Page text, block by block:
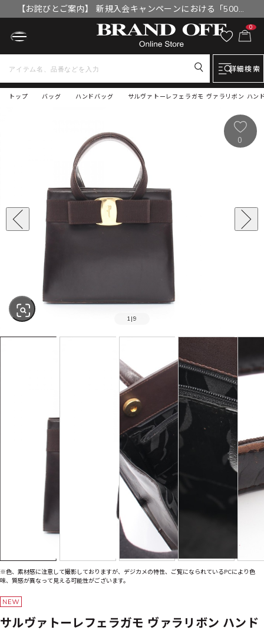
【お詫びとご案内】 新規入会キャンペーンにおける「500円
OFFクーポン」付与漏れと補填について
0
詳細検索
トップ サルヴァトーレフェラガモ ヴァラリボン ハ
バッグ ハンドバッグ
1 |9
0
※色、素材感に注意して撮影しておりますが、デジカメの特性、ご覧になられているPCにより色
味、質感が異なって見える可能性がございます。
サルヴァトーレフェラガモ ヴァラリボン ハンド